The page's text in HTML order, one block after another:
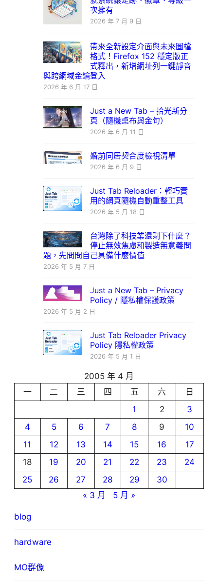
次擁有
2026 年 7 月 9 日
帶來全新設定介面與未來圖檔
格式！Firefox 152 穩定版正
式釋出，新增網址列一鍵靜音
與跨網域金鑰登入
2026 年 6 月 17 日
Just a New Tab – 拾光新分
頁（隨機桌布與金句）
2026 年 6 月 11 日
婚前同居契合度檢視清單
2026 年 6 月 9 日
Just Tab Reloader：輕巧實
用的網頁隨機自動重整工具
2026 年 5 月 18 日
台灣除了科技業還剩下什麼？
停止無效焦慮和製造無意義問
題，先問問自己具備什麼價值
2026 年 5 月 7 日
Just a New Tab – Privacy
Policy / 隱私權保護政策
2026 年 5 月 2 日
Just Tab Reloader Privacy
Policy 隱私權政策
2026 年 5 月 1 日
2005 年 4 月
一
二 三 四 五 六
日
1
2
3
4
5 6 7 8 9
10
11
12 13 14 15 16
17
18
19 20 21 22 23
24
25
26 27 28 29
30
« 3 月
5 月 »
blog
hardware
MO群像